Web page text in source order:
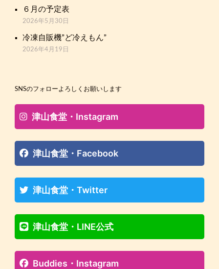
６月の予定表
2026年5月30日
冷凍自販機”ど冷えもん”
2026年4月19日
SNSのフォローよろしくお願いします
津山食堂・Instagram
津山食堂・Facebook
津山食堂・Twitter
津山食堂・LINE公式
Buddies・Instagram